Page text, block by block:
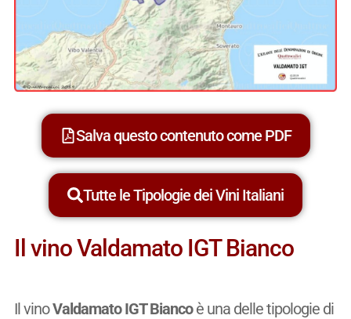
Salva questo contenuto come PDF
Tutte le Tipologie dei Vini Italiani
Il vino Valdamato IGT Bianco
Il vinoValdamato IGT Biancoè una delle tipologie di